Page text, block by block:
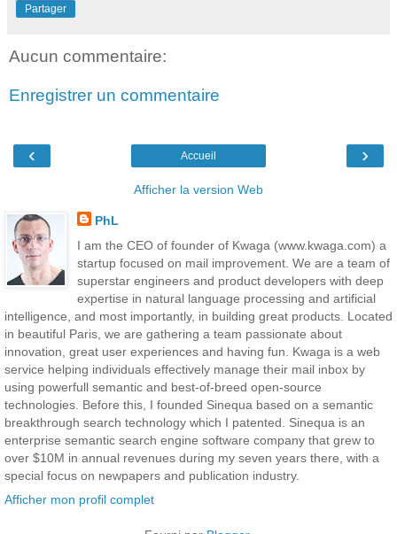
Partager
Aucun commentaire:
Enregistrer un commentaire
‹ ›
Accueil
Afficher la version Web
PhL
I am the CEO of founder of Kwaga (www.kwaga.com) a
startup focused on mail improvement. We are a team of
superstar engineers and product developers with deep
expertise in natural language processing and artificial
intelligence, and most importantly, in building great products. Located
in beautiful Paris, we are gathering a team passionate about
innovation, great user experiences and having fun. Kwaga is a web
service helping individuals effectively manage their mail inbox by
using powerfull semantic and best-of-breed open-source
technologies. Before this, I founded Sinequa based on a semantic
breakthrough search technology which I patented. Sinequa is an
enterprise semantic search engine software company that grew to
over $10M in annual revenues during my seven years there, with a
special focus on newpapers and publication industry.
Afficher mon profil complet